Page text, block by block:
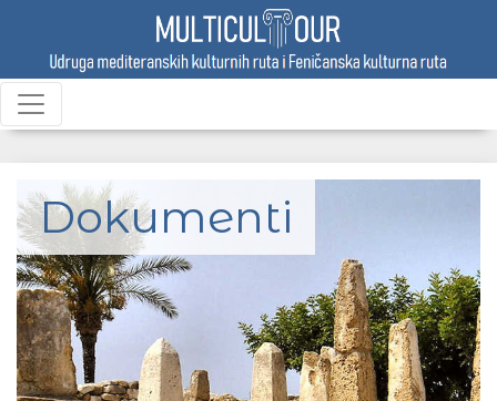
Dokumenti